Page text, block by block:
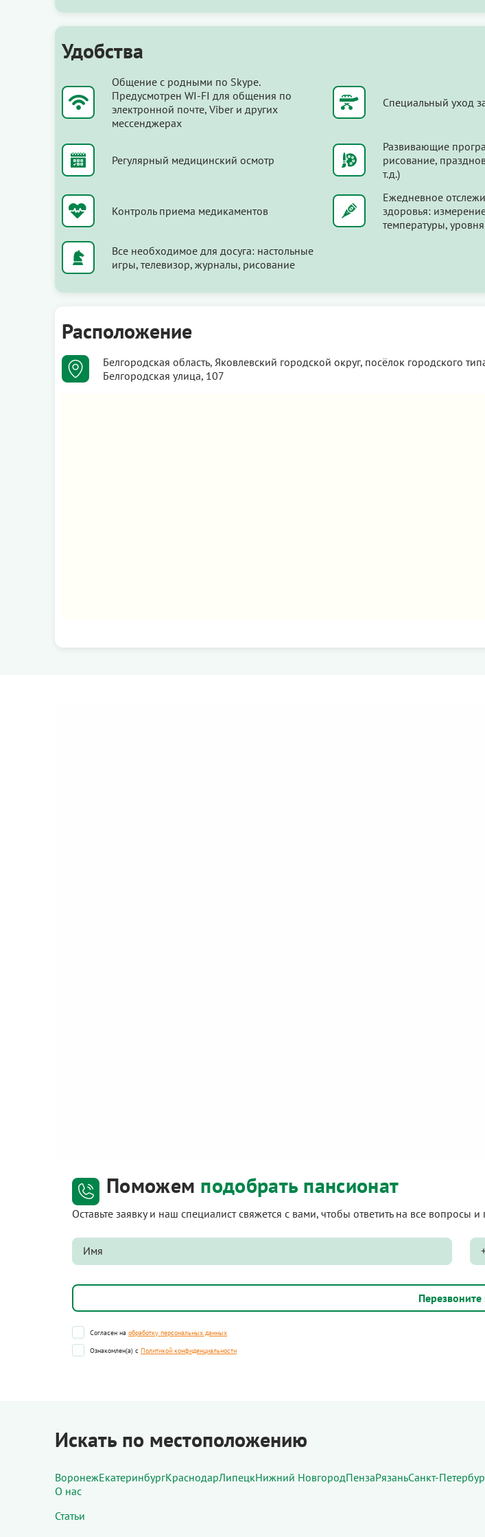
Удобства
Общение с родными по Skype.
Предусмотрен WI-FI для общения по
электронной почте, Viber и других
мессенджерах
Специальный уход
Регулярный медицинский осмотр
Развивающие
рисование,
т.д.)
Контроль приема медикаментов
Ежедневное
здоровья:
температуры,
Все необходимое для досуга: настольные
игры, телевизор, журналы, рисование
Расположение
Белгородская область, Яковлевский городской округ, посёлок городского
Белгородская улица, 107
Поможем подобрать пансионат
Оставьте заявку и наш специалист свяжется с вами, чтобы ответить на все
Согласен на обработку персональных данных
Ознакомлен(а) с Политикой конфиденциальности
Искать по местоположению
ВоронежЕкатеринбургКраснодарЛипецкНижний НовгородПензаРязаньСанкт-
О нас
Статьи